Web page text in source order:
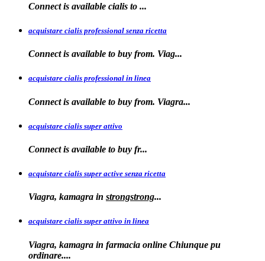
Connect is available cialis to ...
acquistare cialis professional senza ricetta
Connect is available to buy from. Viag...
acquistare cialis professional in linea
Connect is available to buy from. Viagra...
acquistare cialis super attivo
Connect is available to buy fr...
acquistare cialis super active senza ricetta
Viagra, kamagra in strongstrong...
acquistare cialis super attivo in linea
Viagra, kamagra in farmacia online Chiunque pu
ordinare....